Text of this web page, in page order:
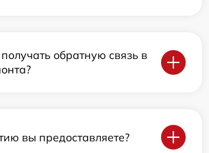
обратную связь в
вы предоставляете?